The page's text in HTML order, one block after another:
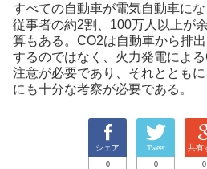
すべての自動車が電気自動車に
従事者の約2割、100万人以上が
算もある。CO2は自動車から排
するのではなく、火力発電によ
注意が必要であり、それととも
にも十分な考察が必要である。
シェア
0
Tweet
0
共有
0